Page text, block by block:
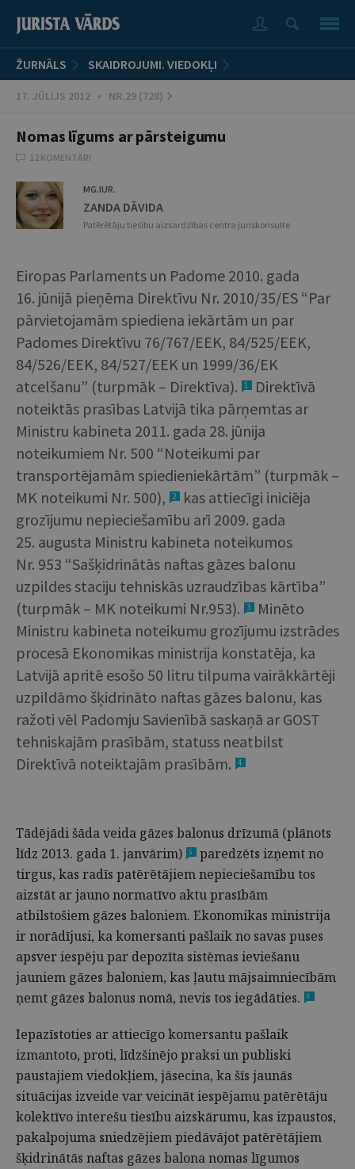
ŽURNĀLS SKAIDROJUMI. VIEDOKĻI
17. JŪLIJS 2012 • NR.29 (728)
Nomas līgums ar pārsteigumu
12 KOMENTĀRI
MG.IUR.
ZANDA DĀVIDA
Patērētāju tiesību aizsardzības centra juriskonsulte
Eiropas Parlaments un Padome 2010. gada
16. jūnijā pieņēma Direktīvu Nr. 2010/35/ES “Par
pārvietojamām spiediena iekārtām un par
Padomes Direktīvu 76/767/EEK, 84/525/EEK,
84/526/EEK, 84/527/EEK un 1999/36/EK
atcelšanu” (turpmāk – Direktīva).
1
Direktīvā
noteiktās prasības Latvijā tika pārņemtas ar
Ministru kabineta 2011. gada 28. jūnija
noteikumiem Nr. 500 “Noteikumi par
transportējamām spiedieniekārtām” (turpmāk –
MK noteikumi Nr. 500),
2
kas attiecīgi iniciēja
grozījumu nepieciešamību arī 2009. gada
25. augusta Ministru kabineta noteikumos
Nr. 953 “Sašķidrinātās naftas gāzes balonu
uzpildes staciju tehniskās uzraudzības kārtība”
(turpmāk – MK noteikumi Nr.953).
3
Minēto
Ministru kabineta noteikumu grozījumu izstrādes
procesā Ekonomikas ministrija konstatēja, ka
Latvijā apritē esošo 50 litru tilpuma vairākkārtēji
uzpildāmo šķidrināto naftas gāzes balonu, kas
ražoti vēl Padomju Savienībā saskaņā ar GOST
tehniskajām prasībām, statuss neatbilst
Direktīvā noteiktajām prasībām.
4
Tādējādi šāda veida gāzes balonus drīzumā (plānots
līdz 2013. gada 1. janvārim)
5
paredzēts izņemt no
tirgus, kas radīs patērētājiem nepieciešamību tos
aizstāt ar jauno normatīvo aktu prasībām
atbilstošiem gāzes baloniem. Ekonomikas ministrija
ir norādījusi, ka komersanti pašlaik no savas puses
apsver iespēju par depozīta sistēmas ieviešanu
jauniem gāzes baloniem, kas ļautu mājsaimniecībām
ņemt gāzes balonus nomā, nevis tos iegādāties.
6
Iepazīstoties ar attiecīgo komersantu pašlaik
izmantoto, proti, līdzšinējo praksi un publiski
paustajiem viedokļiem, jāsecina, ka šīs jaunās
situācijas izveide var veicināt iespējamu patērētāju
kolektīvo interešu tiesību aizskārumu, kas izpaustos,
pakalpojuma sniedzējiem piedāvājot patērētājiem
šķidrinātās naftas gāzes balona nomas līgumos